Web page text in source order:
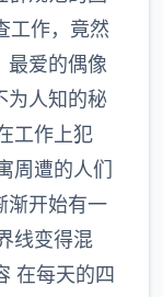
工作，竟然
最爱的偶像
为人知的秘
工作上犯
周遭的人们
渐开始有一
线变得混
在每天的四